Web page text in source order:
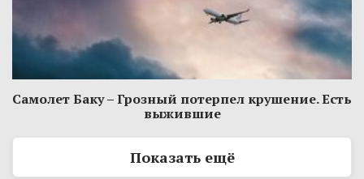
Самолет Баку – Грозный потерпел крушение. Есть
выжившие
Показать ещё